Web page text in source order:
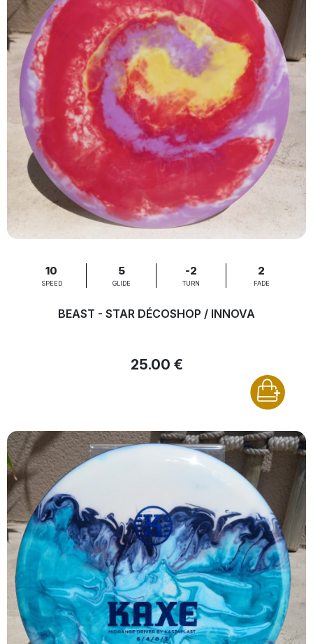
10
SPEED
5
GLIDE
-2
TURN
2
FADE
BEAST - STAR DÉCOSHOP / INNOVA
25.00 €